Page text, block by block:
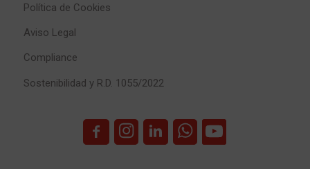
Política de Cookies
Aviso Legal
Compliance
Sostenibilidad y R.D. 1055/2022